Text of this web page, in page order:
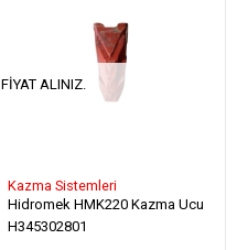
Kazma Sistemleri
Hidromek HMK220 Kazma Ucu
H345302801
FIYAT ALINIZ.